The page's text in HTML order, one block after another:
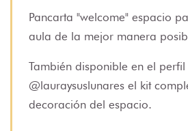
Pancarta "welcome" espacio
aula de la mejor manera
También disponible en el perfil
@lauraysuslunares el kit
decoración del espacio.